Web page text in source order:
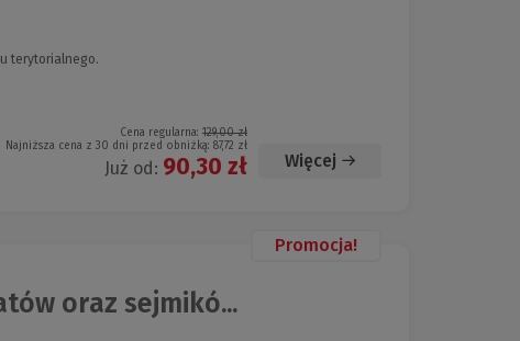
terytorialnego.
Cena regularna: 129,00 zł
Najniższa cena z 30 dni przed obniżką: 87,72 zł
Już od: 90,30 zł Więcej
Promocja!
oraz sejmikó...